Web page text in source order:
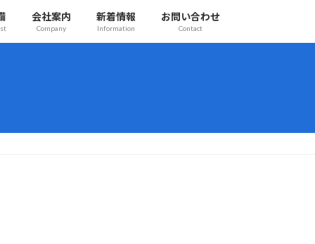
会社案内
Company
新着情報
Information
お問い合わせ
Contact